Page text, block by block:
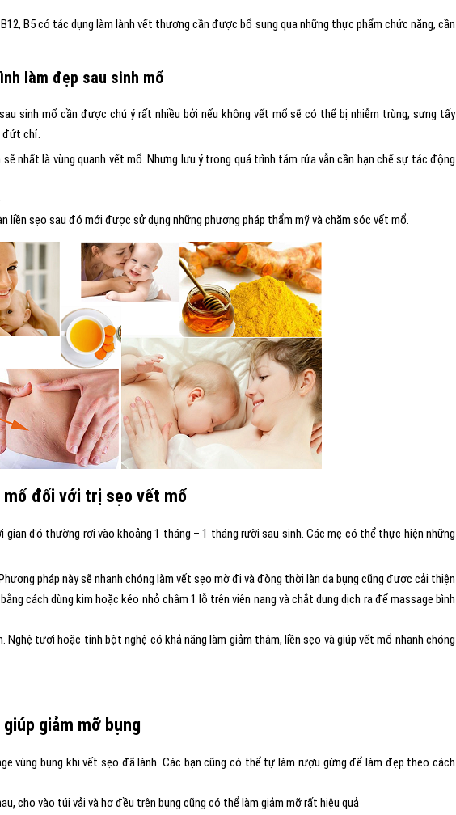
B5 có tác dụng làm lành vết thương cần được bổ sung qua những thực phẩm chức năng, cần
làm đẹp sau sinh mổ
sinh mổ cần được chú ý rất nhiều bởi nếu không vết mổ sẽ có thể bị nhiễm trùng, sưng tấy
đứt chỉ.
nhất là vùng quanh vết mổ. Nhưng lưu ý trong quá trình tắm rửa vẫn cần hạn chế sự tác động
liền sẹo sau đó mới được sử dụng những phương pháp thẩm mỹ và chăm sóc vết mổ.
mổ đối với trị sẹo vết mổ
đó thường rơi vào khoảng 1 tháng – 1 tháng rưỡi sau sinh. Các mẹ có thể thực hiện những
pháp này sẽ nhanh chóng làm vết sẹo mờ đi và đòng thời làn da bụng cũng được cải thiện
cách dùng kim hoặc kéo nhỏ châm 1 lỗ trên viên nang và chắt dung dịch ra để massage bình
Nghệ tươi hoặc tinh bột nghệ có khả năng làm giảm thâm, liền sẹo và giúp vết mổ nhanh chóng
giảm mỡ bụng
vùng bụng khi vết sẹo đã lành. Các bạn cũng có thể tự làm rượu gừng để làm đẹp theo cách
cho vào túi vải và hơ đều trên bụng cũng có thể làm giảm mỡ rất hiệu quả